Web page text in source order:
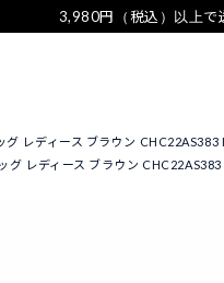
3,980円（税込）以上で
レディース ブラウン CHC22AS383
グ レディース ブラウン CHC22AS383